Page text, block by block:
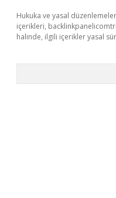
Hukuka ve yasal
içerikleri,
halinde, ilgili içerikler yasal